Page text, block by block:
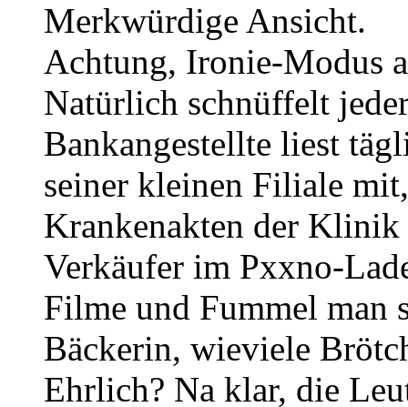
Merkwürdige Ansicht.
Achtung, Ironie-Modus
Natürlich schnüffelt
Bankangestellte liest
seiner kleinen Filiale
Krankenakten der Klinik
Verkäufer im Pxxno-
Filme und Fummel man
Bäckerin, wieviele
Ehrlich? Na klar, die